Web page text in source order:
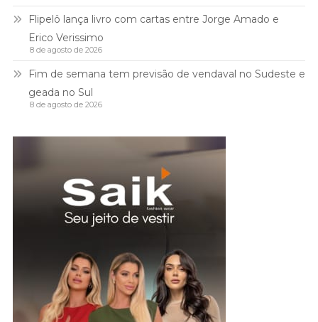
Flipelô lança livro com cartas entre Jorge Amado e
Erico Verissimo
8 de agosto de 2026
Fim de semana tem previsão de vendaval no Sudeste e
geada no Sul
8 de agosto de 2026